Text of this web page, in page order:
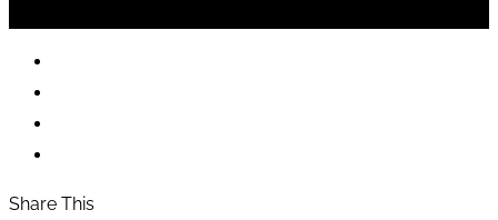
Share This